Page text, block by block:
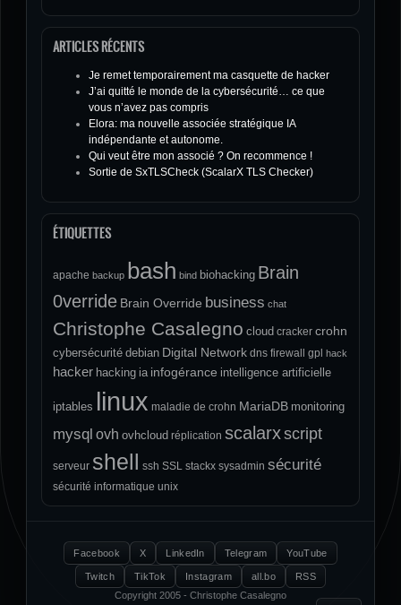
ARTICLES RÉCENTS
Je remet temporairement ma casquette de hacker
J’ai quitté le monde de la cybersécurité… ce que
vous n’avez pas compris
Elora: ma nouvelle associée stratégique IA
indépendante et autonome.
Qui veut être mon associé ? On recommence !
Sortie de SxTLSCheck (ScalarX TLS Checker)
ÉTIQUETTES
apache backup bash bind biohacking Brain
0verride Brain Override business chat
Christophe Casalegno cloud cracker crohn
cybersécurité debian Digital Network dns firewall gpl hack
hacker hacking ia infogérance intelligence artificielle
iptables linux maladie de crohn MariaDB monitoring
mysql ovh ovhcloud réplication scalarxscript
serveur shell ssh SSL stackx sysadmin sécurité
sécurité informatique unix
Facebook X LinkedIn Telegram YouTube
Twitch TikTok Instagram all.bo
RSS
Copyright 2005 - Christophe Casalegno